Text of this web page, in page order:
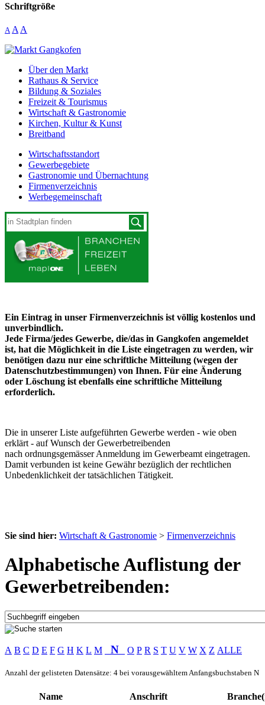
Schriftgröße
A A A
Über den Markt
Rathaus & Service
Bildung & Soziales
Freizeit & Tourismus
Wirtschaft & Gastronomie
Kirchen, Kultur & Kunst
Breitband
Wirtschaftsstandort
Gewerbegebiete
Gastronomie und Übernachtung
Firmenverzeichnis
Werbegemeinschaft
Ein Eintrag in unser Firmenverzeichnis ist völlig kostenlos und
unverbindlich.
Jede Firma/jedes Gewerbe, die/das in Gangkofen angemeldet
ist, hat die Möglichkeit in die Liste eingetragen zu werden, wir
benötigen dazu nur eine schriftliche Mitteilung (wegen der
Datenschutzbestimmungen) von Ihnen. Für eine Änderung
oder Löschung ist ebenfalls eine schriftliche Mitteilung
erforderlich.
Die in unserer Liste aufgeführten Gewerbe werden - wie oben
erklärt - auf Wunsch der Gewerbetreibenden
nach ordnungsgemässer Anmeldung im Gewerbeamt eingetragen.
Damit verbunden ist keine Gewähr bezüglich der rechtlichen
Unbedenklichkeit der tatsächlichen Tätigkeit.
Sie sind hier: Wirtschaft & Gastronomie > Firmenverzeichnis
Alphabetische Auflistung der
Gewerbetreibenden:
A B C D E F G H K L M N O P R S T U V W X Z ALLE
Anzahl der gelisteten Datensätze: 4 bei vorausgewähltem Anfangsbuchstaben N
Name Anschrift